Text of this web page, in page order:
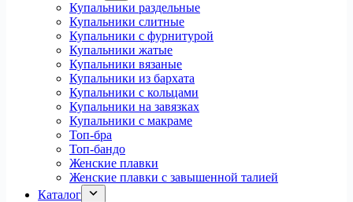
Купальники раздельные
Купальники слитные
Купальники с фурнитурой
Купальники жатые
Купальники вязаные
Купальники из бархата
Купальники с кольцами
Купальники на завязках
Купальники с макраме
Топ-бра
Топ-бандо
Женские плавки
Женские плавки с завышенной талией
Каталог